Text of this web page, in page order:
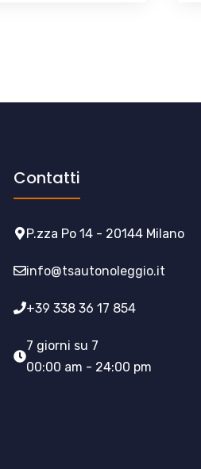
Contatti
P.zza Po 14 - 20144 Milano
info@tsautonoleggio.it
+39 338 36 17 854
7 giorni su 7
00:00 am - 24:00 pm